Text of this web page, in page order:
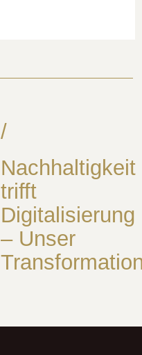
/
Nachhaltigkeit
trifft
Digitalisierung
– Unser